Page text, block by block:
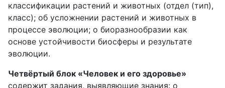
классификации растений и животных (отдел (тип),
класс); об усложнении растений и животных в
процессе эволюции; о биоразнообразии как
основе устойчивости биосферы и результате
эволюции.
Четвёртый блок «Человек и его здоровье»
содержит задания, выявляющие знания: о